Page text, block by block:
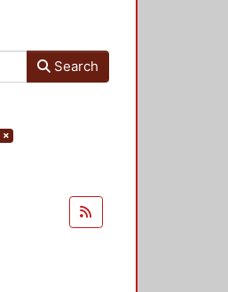
Search
×